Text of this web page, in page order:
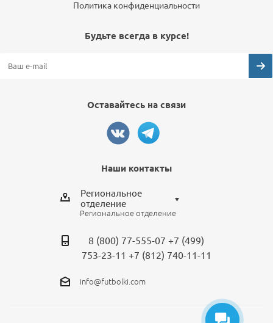
Политика конфиденциальности
Будьте всегда в курсе!
Оставайтесь на связи
Наши контакты
Региональное
отделение
Выберите отделение
Региональное отделение
Санкт-Петербург
Москва
Региональное отделение
8 (800) 77-555-07 +7 (499)
753-23-11 +7 (812) 740-11-11
info@futbolki.com